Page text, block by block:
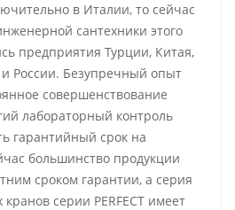
в Италии, то сейчас
сантехники этого
предприятия Турции, Китая,
России. Безупречный опыт
совершенствование
лабораторный контроль
гарантийный срок на
большинство продукции
сроком гарантии, а серия
серии PERFECT имеет